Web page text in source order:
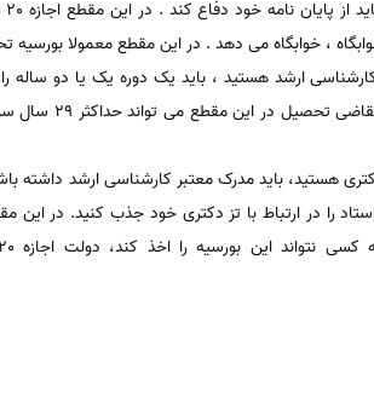
، خوابگاه می دهد . در این مقطع معمولا
ارشد هستید ، باید یک دوره یک یا دو ساله
باید مدرک معتبر کارشناسی ارشد داشته
استاد را در ارتباط با تز دکتری خود جذب کنید. در